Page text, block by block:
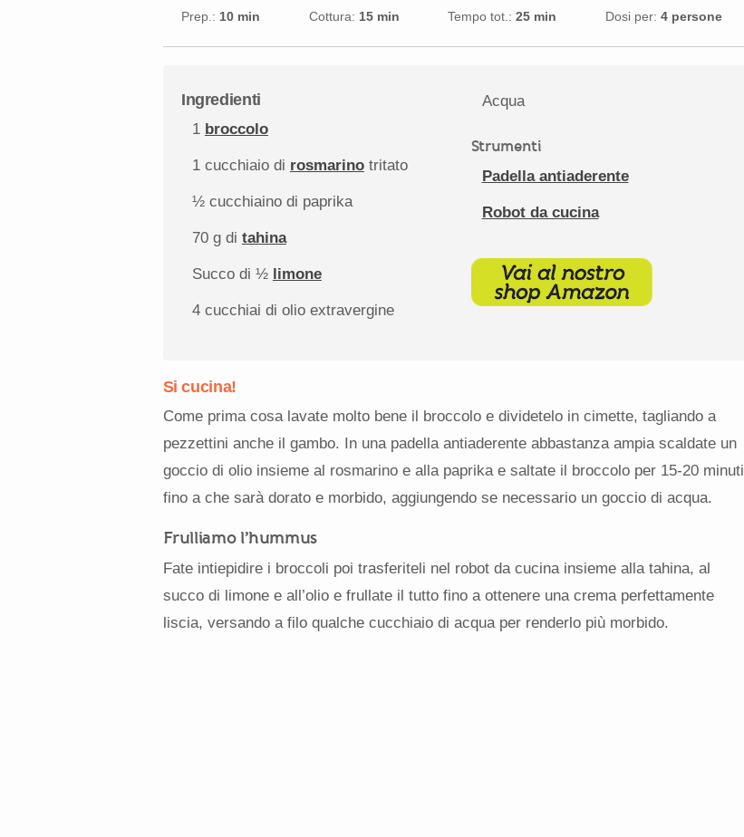
Prep.: 10 min Cottura: 15 min Tempo tot.: 25 min Dosi per: 4 persone
Ingredienti
1 broccolo
1cucchiaio di rosmarinotritato
½cucchiaino di paprika
70 gdi tahina
Succo di ½ limone
4cucchiai di olio extravergine
Acqua
Strumenti
Padella antiaderente
Robot da cucina
Si cucina!
Come prima cosa lavate molto bene il broccolo e dividetelo in cimette, tagliando a
pezzettini anche il gambo. In una padella antiaderente abbastanza ampia scaldate un
goccio di olio insieme al rosmarino e alla paprika e saltate il broccolo per 15-20 minuti
fino a che sarà dorato e morbido, aggiungendo se necessario un goccio di acqua.
Frulliamo l’hummus
Fate intiepidire i broccoli poi trasferiteli nel robot da cucina insieme alla tahina, al
succo di limone e all’olio e frullate il tutto fino a ottenere una crema perfettamente
liscia, versando a filo qualche cucchiaio di acqua per renderlo più morbido.